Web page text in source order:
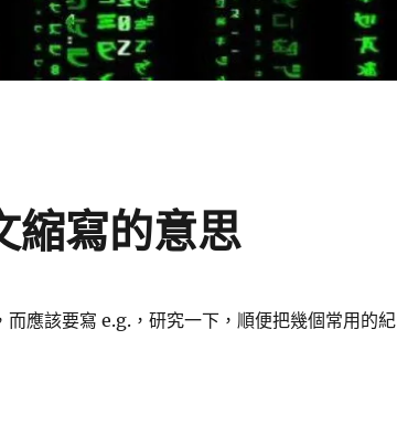
寫的意思
應該要寫 e.g.，研究一下，順便把幾個常用的紀